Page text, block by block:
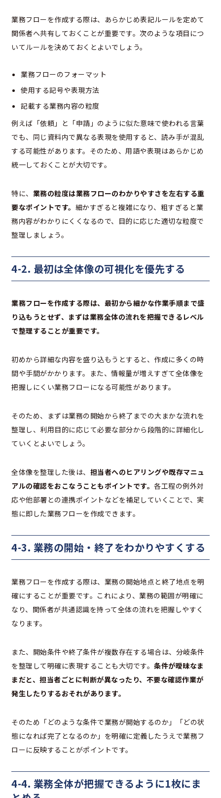
業務フローを作成する際は、あらかじめ表記ルールを定めて
関係者へ共有しておくことが重要です。次のような項目につ
いてルールを決めておくとよいでしょう。
業務フローのフォーマット
使用する記号や表現方法
記載する業務内容の粒度
例えば「依頼」と「申請」のように似た意味で使われる言葉
でも、同じ資料内で異なる表現を使用すると、読み手が混乱
する可能性があります。そのため、用語や表現はあらかじめ
統一しておくことが大切です。
特に、 業務の粒度は業務フローのわかりやすさを左右する重
要なポイントです。 細かすぎると複雑になり、粗すぎると業
務内容がわかりにくくなるので、目的に応じた適切な粒度で
整理しましょう。
4-2. 最初は全体像の可視化を優先する
業務フローを作成する際は、最初から細かな作業手順まで盛
り込もうとせず、まずは業務全体の流れを把握できるレベル
で整理することが重要です。
初めから詳細な内容を盛り込もうとすると、作成に多くの時
間や手間がかかります。また、情報量が増えすぎて全体像を
把握しにくい業務フローになる可能性があります。
そのため、まずは業務の開始から終了までの大まかな流れを
整理し、利用目的に応じて必要な部分から段階的に詳細化し
ていくとよいでしょう。
全体像を整理した後は、 担当者へのヒアリングや既存マニュ
アルの確認をおこなうこともポイントです。 各工程の例外対
応や他部署との連携ポイントなどを補足していくことで、実
態に即した業務フローを作成できます。
4-3. 業務の開始・終了をわかりやすくする
業務フローを作成する際は、業務の開始地点と終了地点を明
確にすることが重要です。これにより、業務の範囲が明確に
なり、関係者が共通認識を持って全体の流れを把握しやすく
なります。
また、開始条件や終了条件が複数存在する場合は、分岐条件
を整理して明確に表現することも大切です。 条件が曖昧なま
まだと、担当者ごとに判断が異なったり、不要な確認作業が
発生したりするおそれがあります。
そのため「どのような条件で業務が開始するのか」「どの状
態になれば完了となるのか」を明確に定義したうえで業務フ
ローに反映することがポイントです。
4-4. 業務全体が把握できるように1枚にま